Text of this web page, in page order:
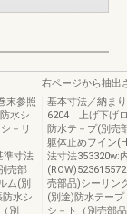
末参照
水シ
－リ
準寸法
売部
ム(別
水シ
別
右ページから抽出
基本寸法／納ま
6204 上げ下げ
防水テ－プ(別売
躯体止めフイン
法寸法353320w:
売部品)シーリン
(別途)防水テー
シ－ト（別売部